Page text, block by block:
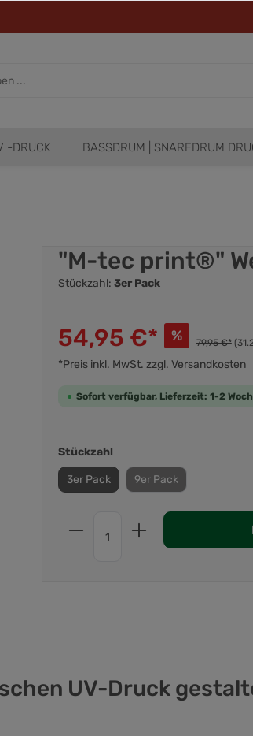
-DRUCK BASSDRUM | SNAREDRUM
"M-tec print®"
Stückzahl: 3er Pack
54,95 €* % 79,95 €*
*Preis inkl. MwSt. zzgl. Versandkosten
Sofort verfügbar, Lieferzeit: 1-2
Stückzahl
3er Pack 9er Pack
UV-Druck